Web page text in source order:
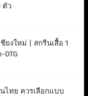
ตัว
ยงใหม่ | สกรีนเสื้อ 1
ไทย ควรเลือกแบบ